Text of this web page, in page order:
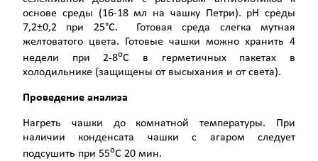
основе среды (16-18 мл на чашку Петри). рН среды
7,2±0,2 при 25°С. Готовая среда слегка мутная
желтоватого цвета. Готовые чашки можно хранить 4
недели при 2-8оС в герметичных пакетах в
холодильнике (защищены от высыхания и от света).
Проведение анализа
Нагреть чашки до комнатной температуры. При
наличии конденсата чашки с агаром следует
подсушить при 55оС 20 мин.